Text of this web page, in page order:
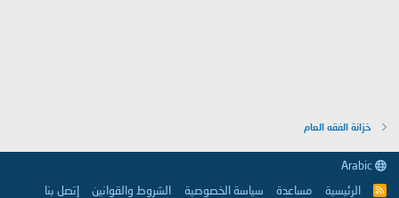
خزانة الفقه العام
R
الرئيسية مساعدة سياسة الخصوصية الشروط والقوانين إتصل بنا